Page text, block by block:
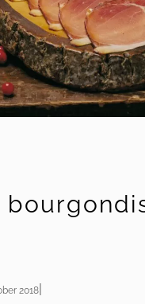
2018